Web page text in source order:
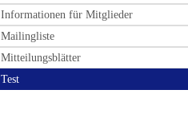
Informationen für Mitglieder
Mailingliste
Mitteilungsblätter
Test